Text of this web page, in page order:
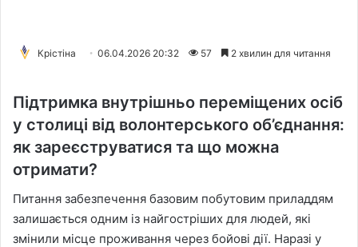
Крістіна 06.04.2026 20:32 57 2 хвилин для читання
Підтримка внутрішньо переміщених осіб
у столиці від волонтерського об’єднання:
як зареєструватися та що можна
отримати?
Питання забезпечення базовим побутовим приладдям
залишається одним із найгостріших для людей, які
змінили місце проживання через бойові дії. Наразі у